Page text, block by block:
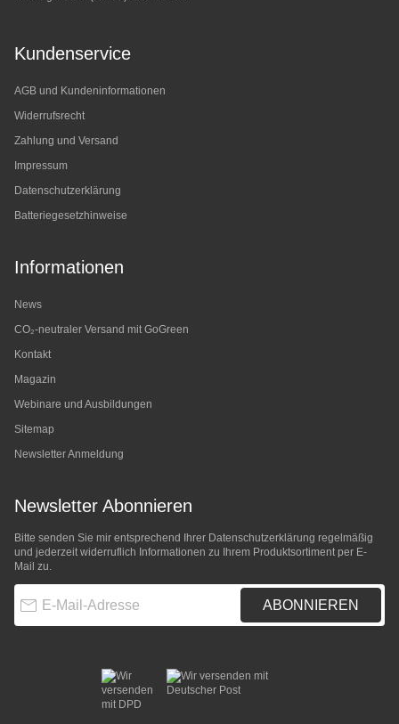
Kundenservice
AGB und Kundeninformationen
Widerrufsrecht
Zahlung und Versand
Impressum
Datenschutzerklärung
Batteriegesetzhinweise
Informationen
News
CO₂-neutraler Versand mit GoGreen
Kontakt
Magazin
Webinare und Ausbildungen
Sitemap
Newsletter Anmeldung
Newsletter Abonnieren
Bitte senden Sie mir entsprechend Ihrer Datenschutzerklärung regelmäßig
und jederzeit widerruflich Informationen zu Ihrem Produktsortiment per E-
Mail zu.
ABONNIEREN